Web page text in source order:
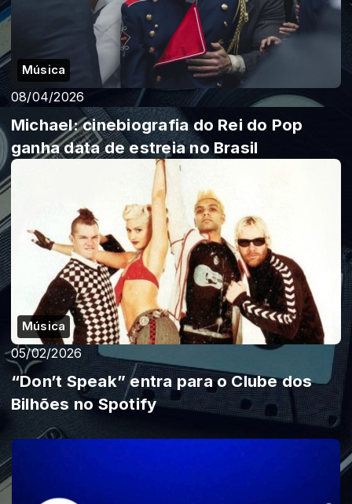
Música
08/04/2026
Michael: cinebiografia do Rei do Pop
ganha data de estreia no Brasil
Música
05/02/2026
“Don’t Speak” entra para o Clube dos
Bilhões no Spotify